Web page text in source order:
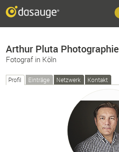
Arthur Pluta Photographie
Fotograf in Köln
Profil Einträge Netzwerk Kontakt